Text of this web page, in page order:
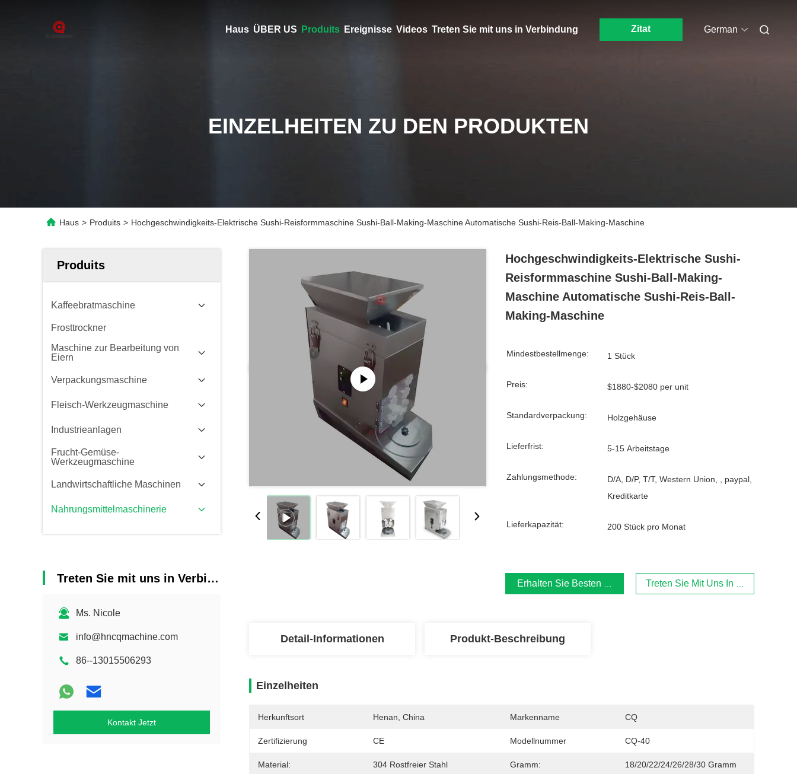
Haus ÜBER US Produits Ereignisse Videos Treten Sie mit uns in Verbindung Zitat German
EINZELHEITEN ZU DEN PRODUKTEN
Haus > Produits > Hochgeschwindigkeits-Elektrische Sushi-Reisformmaschine Sushi-Ball-Making-Maschine Automatische Sushi-Reis-Ball-Making-Maschine
Produits
Kaffeebratmaschine
Frosttrockner
Maschine zur Bearbeitung von
Eiern
Verpackungsmaschine
Fleisch-Werkzeugmaschine
Industrieanlagen
Frucht-Gemüse-
Werkzeugmaschine
Landwirtschaftliche Maschinen
Nahrungsmittelmaschinerie
Treten Sie mit uns in Verbindung
Ms. Nicole
info@hncqmachine.com
86--13015506293
Kontakt Jetzt
Hochgeschwindigkeits-Elektrische Sushi-
Reisformmaschine Sushi-Ball-Making-
Maschine Automatische Sushi-Reis-Ball-
Making-Maschine
Mindestbestellmenge: 1 Stück
Preis: $1880-$2080 per unit
Standardverpackung: Holzgehäuse
Lieferfrist: 5-15 Arbeitstage
Zahlungsmethode:
D/A, D/P, T/T, Western Union, , paypal,
Kreditkarte
Lieferkapazität: 200 Stück pro Monat
Erhalten Sie Besten Preis Treten Sie Mit Uns In Verbindung
Detail-Informationen Produkt-Beschreibung
Einzelheiten
Herkunftsort Henan, China Markenname CQ
Zertifizierung CE Modellnummer CQ-40
Material: 304 Rostfreier Stahl Gramm: 18/20/22/24/26/28/30 Gramm